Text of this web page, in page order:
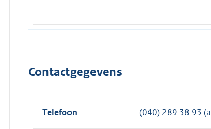
Contactgegevens
Telefoon (040) 289 38 93